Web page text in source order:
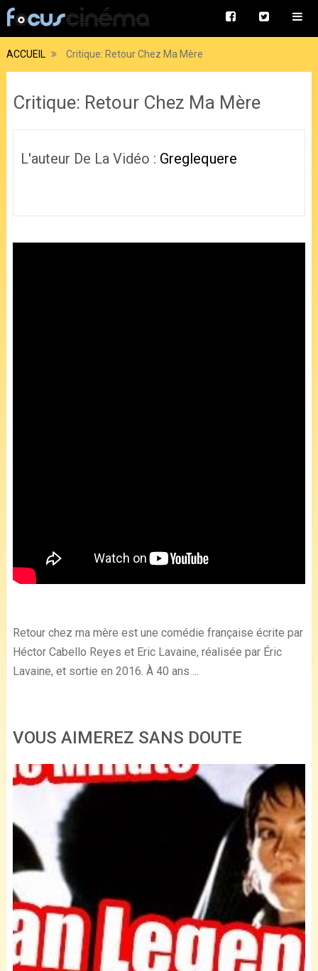
ACCUEIL Critique: Retour Chez Ma Mère
Critique: Retour Chez Ma Mère
L'auteur De La Vidéo : Greglequere
Retour chez ma mère est une comédie française écrite par
Héctor Cabello Reyes et Eric Lavaine, réalisée par Éric
Lavaine, et sortie en 2016. À 40 ans ...
VOUS AIMEREZ SANS DOUTE